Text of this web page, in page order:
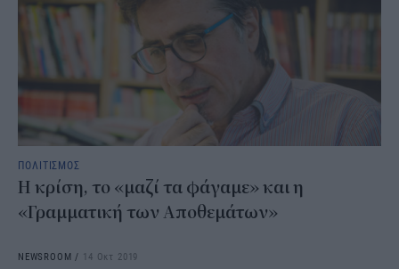
ΠΟΛΙΤΙΣΜΟΣ
Η κρίση, το «μαζί τα φάγαμε» και η
«Γραμματική των Αποθεμάτων»
NEWSROOM / 14 Οκτ 2019